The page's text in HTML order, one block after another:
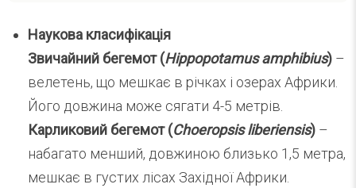
Наукова класифікація
Звичайний бегемот (Hippopotamus amphibius) –
велетень, що мешкає в річках і озерах Африки.
Його довжина може сягати 4-5 метрів.
Карликовий бегемот (Choeropsis liberiensis) –
набагато менший, довжиною близько 1,5 метра,
мешкає в густих лісах Західної Африки.